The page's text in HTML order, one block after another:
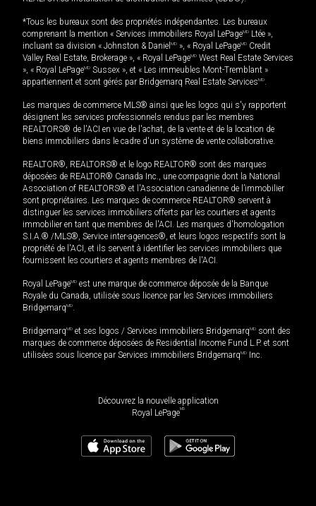
*Tous les bureaux sont des propriétés indépendantes. Les bureaux
comprenant la mention « Services immobiliers Royal LePageMD Ltée »,
incluant sa division « Johnston & Daniel MD », « Royal LePageMD Credit
Valley Real Estate, Brokerage », « Royal LePageMD West Real Estate Services
», « Royal LePageMD Sussex », et « Les immeubles Mont-Tremblant »
appartiennent et sont gérés par Bridgemarq Real Estate ServicesMD.
Les marques de commerce MLS® ainsi que les logos qui s'y rapportent
désignent les services professionnels rendus par les membres
REALTORS® de l'ACI en vue de l'achat, de la vente et de la location de
biens immobiliers dans le cadre d'un système de vente collaborative.
REALTOR®, REALTORS® et le logo REALTOR® sont des marques
déposées de REALTOR® Canada Inc., une compagnie dont la National
Association of REALTORS® et l'Association canadienne de l’immobilier
sont propriétaires. Les marques de commerce REALTOR® servent à
distinguer les services immobiliers offerts par les courtiers et agents
immobilier en tant que membres de l'ACI. Les marques d'homologation
S.I.A.® /MLS®, Service inter-agences®, et leurs logos respectifs sont la
propriété de l'ACI, et ils servent à identifier les services immobiliers que
fournissent les courtiers et agents membres de l'ACI.
Royal LePageMD est une marque de commerce déposée de la Banque
Royale du Canada, utilisée sous licence par les Services immobiliers
BridgemarqMD.
BridgemarqMD et ses logos / Services immobiliers BridgemarqMD sont des
marques de commerce déposées de Residential Income Fund L.P. et sont
utilisées sous licence par Services immobiliers BridgemarqMD Inc.
Découvrez la nouvelle application
Royal LePageMD